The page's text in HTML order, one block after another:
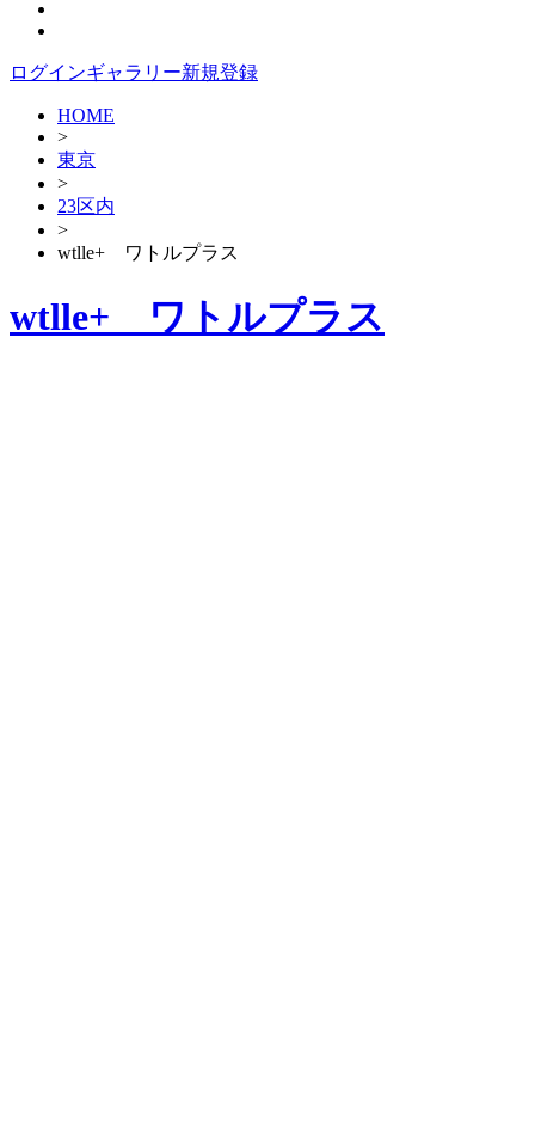
ログインギャラリー新規登録
HOME
>
東京
>
23区内
>
wtlle+ ワトルプラス
wtlle+ ワトルプラス